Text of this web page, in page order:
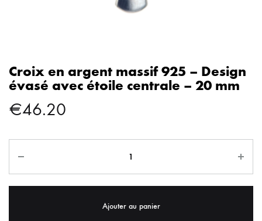
Croix en argent massif 925 – Design
évasé avec étoile centrale – 20 mm
€46.20
Ajouter au panier